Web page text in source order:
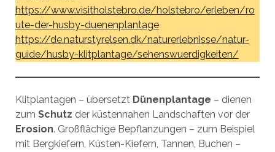
https://www.visitholstebro.de/holstebro/erleben/ro
ute-der-husby-duenenplantage
https://de.naturstyrelsen.dk/naturerlebnisse/natur-
guide/husby-klitplantage/sehenswuerdigkeiten/
Klitplantagen – übersetzt Dünenplantage – dienen
zum Schutz der küstennahen Landschaften vor der
Erosion. Großflächige Bepflanzungen – zum Beispiel
mit Bergkiefern, Küsten-Kiefern, Tannen, Buchen –